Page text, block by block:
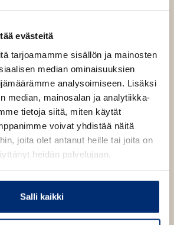
evästeitä
tarjoamamme sisällön ja mainosten
median ominaisuuksien
analysoimiseen. Lisäksi
median, mainosalan ja analytiikka-
tietoja siitä, miten käytät
voivat yhdistää näitä
joita olet antanut heille tai joita on
heidän palvelujaan.
Salli kaikki